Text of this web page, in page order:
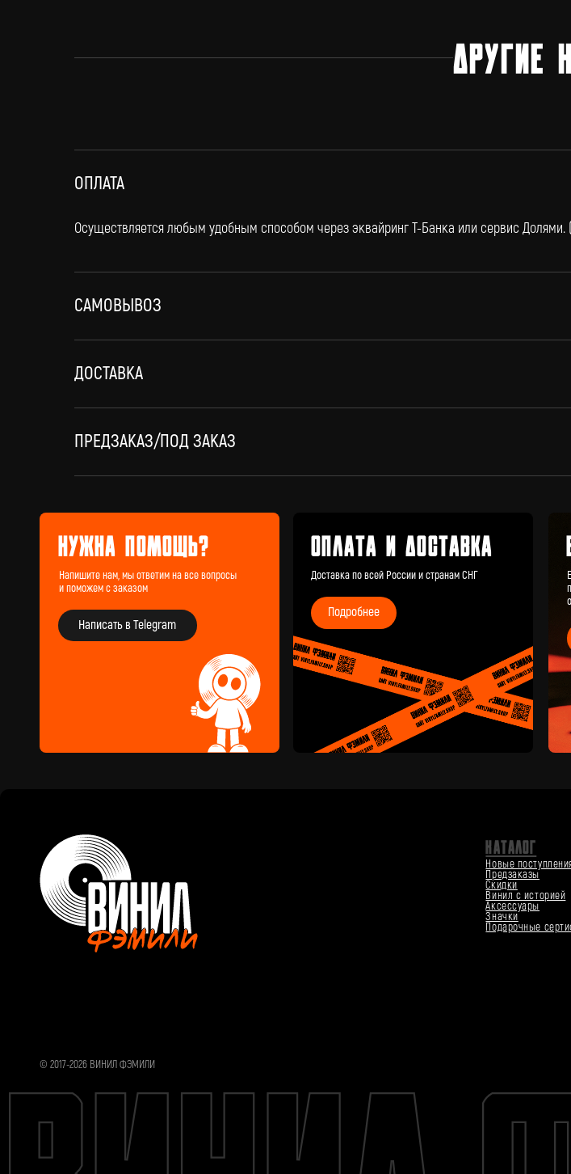
ДРУГИЕ
ОПЛАТА
Осуществляется любым удобным способом через эквайринг Т-Банка или сервис
САМОВЫВОЗ
ДОСТАВКА
ПРЕДЗАКАЗ/ПОД ЗАКАЗ
Напишите нам, мы ответим на все вопросы
Подробнее
© 2017-2026 ВИНИЛ ФЭМИЛИ
КАТАЛОГ
Новые поступления
Предзаказы
Скидки